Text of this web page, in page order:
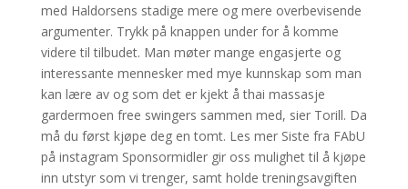
med Haldorsens stadige mere og mere overbevisende
argumenter. Trykk på knappen under for å komme
videre til tilbudet. Man møter mange engasjerte og
interessante mennesker med mye kunnskap som man
kan lære av og som det er kjekt å thai massasje
gardermoen free swingers sammen med, sier Torill. Da
må du først kjøpe deg en tomt. Les mer Siste fra FAbU
på instagram Sponsormidler gir oss mulighet til å kjøpe
inn utstyr som vi trenger, samt holde treningsavgiften